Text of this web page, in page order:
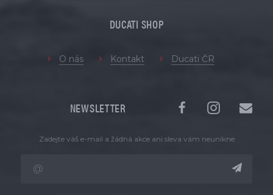
DUCATI SHOP
O nás Kontakt Ducati ČR
NEWSLETTER
Zadejte váš e-mail a žádná akce ani sleva vám neunikne